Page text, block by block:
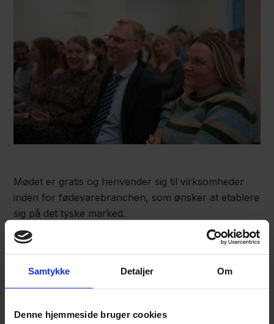
Samtykke Detaljer Om
Denne hjemmeside bruger cookies
Mødet er gratis og henvender sig til virksomheder
inden for fødevarebranchen, som ønsker at etablere
sig på det tyske marked.
Vi har samlet et hold af eksperter inden for det tyske
muligheder, lovgivningskrav, typiske faldgruber og
kulturforskelle, som har betydning for, om din
virksomhed kommer sikkert over grænsen til det